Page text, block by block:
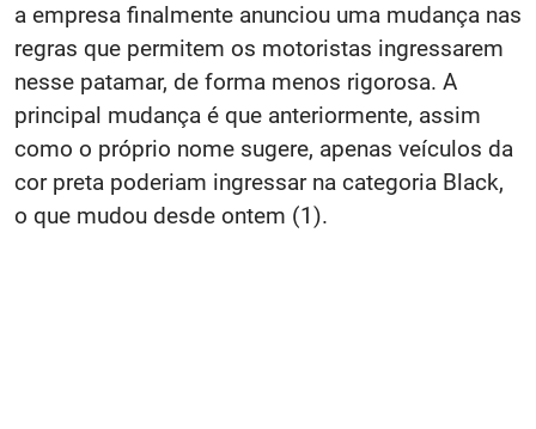
a empresa finalmente anunciou uma mudança nas
regras que permitem os motoristas ingressarem
nesse patamar, de forma menos rigorosa. A
principal mudança é que anteriormente, assim
como o próprio nome sugere, apenas veículos da
cor preta poderiam ingressar na categoria Black,
o que mudou desde ontem (1).